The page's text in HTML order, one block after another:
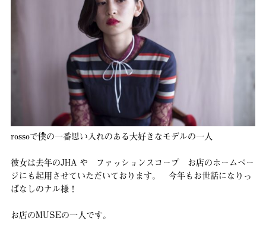
rossoで僕の一番思い入れのある大好きなモデルの一人
彼女は去年のJHA や ファッションスコープ お店のホームペー
ジにも起用させていただいております。 今年もお世話になりっ
ぱなしのナル様！
お店のMUSEの一人です。